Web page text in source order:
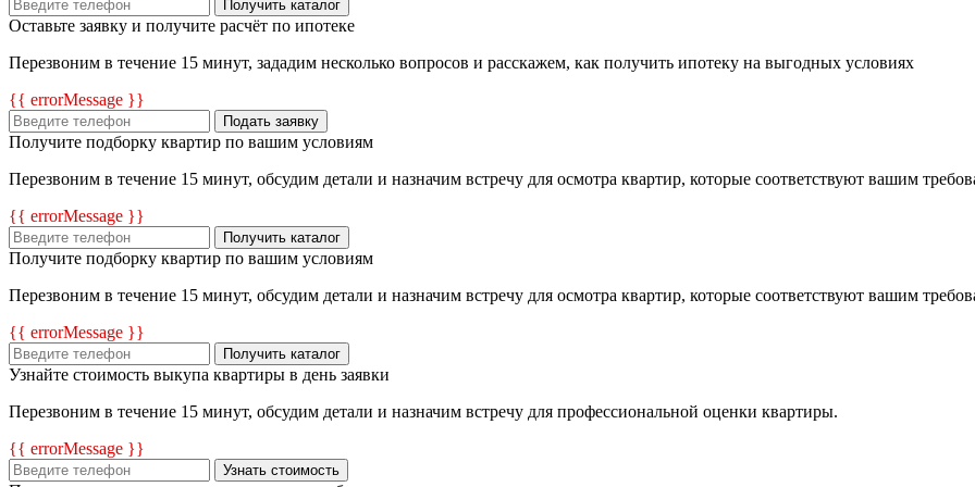
Получить каталог
Оставьте заявку и получите расчёт по ипотеке
Перезвоним в течение 15 минут, зададим несколько вопросов и расскажем, как получить ипотеку на выгодных условиях
{{ errorMessage }}
Подать заявку
Получите подборку квартир по вашим условиям
Перезвоним в течение 15 минут, обсудим детали и назначим встречу для осмотра квартир, которые соответствуют вашим
{{ errorMessage }}
Получить каталог
Получите подборку квартир по вашим условиям
Перезвоним в течение 15 минут, обсудим детали и назначим встречу для осмотра квартир, которые соответствуют вашим
{{ errorMessage }}
Получить каталог
Узнайте стоимость выкупа квартиры в день заявки
Перезвоним в течение 15 минут, обсудим детали и назначим встречу для профессиональной оценки квартиры.
{{ errorMessage }}
Узнать стоимость